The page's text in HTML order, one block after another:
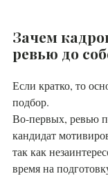
Зачем
ревью до
Если кратко, то
подбор.
Во-первых, ревью
кандидат
так как
время на